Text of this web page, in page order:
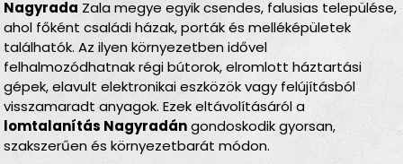
Nagyrada Zala megye egyik csendes, falusias települése,
ahol főként családi házak, porták és melléképületek
találhatók. Az ilyen környezetben idővel
felhalmozódhatnak régi bútorok, elromlott háztartási
gépek, elavult elektronikai eszközök vagy felújításból
visszamaradt anyagok. Ezek eltávolításáról a
lomtalanítás Nagyradángondoskodik gyorsan,
szakszerűen és környezetbarát módon.